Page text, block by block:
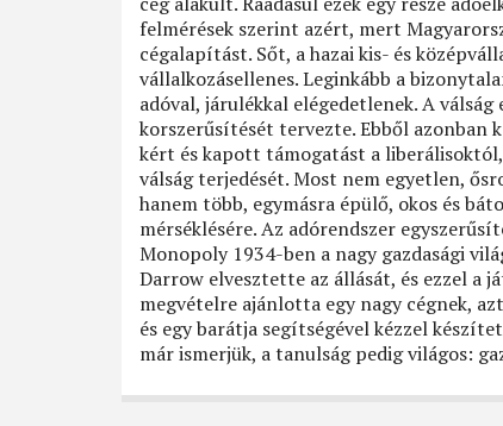
felmérések szerint azért, mert
cégalapítást. Sőt, a hazai kis- és
vállalkozásellenes. Leginkább a
adóval, járulékkal elégedetlenek. A
korszerűsítését tervezte. Ebből azonban
kért és kapott támogatást a liberálisoktól,
válság terjedését. Most nem egyetlen,
hanem több, egymásra épülő, okos és
mérséklésére. Az adórendszer
Monopoly 1934-ben a nagy gazdasági
Darrow elvesztette az állását, és ezzel a
megvételre ajánlotta egy nagy cégnek,
és egy barátja segítségével kézzel
már ismerjük, a tanulság pedig világos: